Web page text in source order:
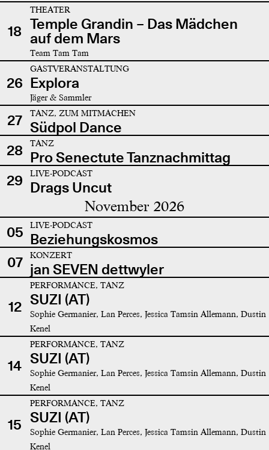
18
THEATER
Temple Grandin – Das Mädchen
auf dem Mars
Team Tam Tam
26
GASTVERANSTALTUNG
Explora
Jäger & Sammler
27 TANZ, ZUM MITMACHEN
Südpol Dance
28
TANZ
Pro Senectute Tanznachmittag
29
LIVE-PODCAST
Drags Uncut
November 2026
05 LIVE-PODCAST
Beziehungskosmos
07
KONZERT
jan SEVEN dettwyler
12
PERFORMANCE, TANZ
SUZI (AT)
Sophie Germanier, Lan Perces, Jessica Tamsin Allemann, Dustin
Kenel
14
PERFORMANCE, TANZ
SUZI (AT)
Sophie Germanier, Lan Perces, Jessica Tamsin Allemann, Dustin
Kenel
15
PERFORMANCE, TANZ
SUZI (AT)
Sophie Germanier, Lan Perces, Jessica Tamsin Allemann, Dustin
Kenel